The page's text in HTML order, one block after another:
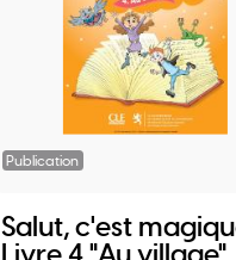
Publication
Salut, c'est